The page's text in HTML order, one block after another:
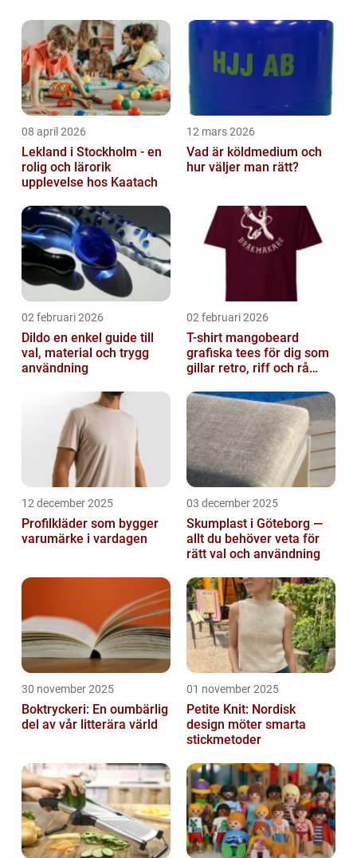
förmånliga priser utan att behöva
kompromissa med kva...
08 april 2026
Lekland i Stockholm - en
rolig och lärorik
upplevelse hos Kaatach
12 mars 2026
Vad är köldmedium och
hur väljer man rätt?
02 februari 2026
Dildo en enkel guide till
val, material och trygg
användning
02 februari 2026
T-shirt mangobeard
grafiska tees för dig som
gillar retro, riff och rå
12 december 2025
Profilkläder som bygger
varumärke i vardagen
03 december 2025
Skumplast i Göteborg —
allt du behöver veta för
rätt val och användning
30 november 2025
Boktryckeri: En oumbärlig
del av vår litterära värld
01 november 2025
Petite Knit: Nordisk
design möter smarta
stickmetoder